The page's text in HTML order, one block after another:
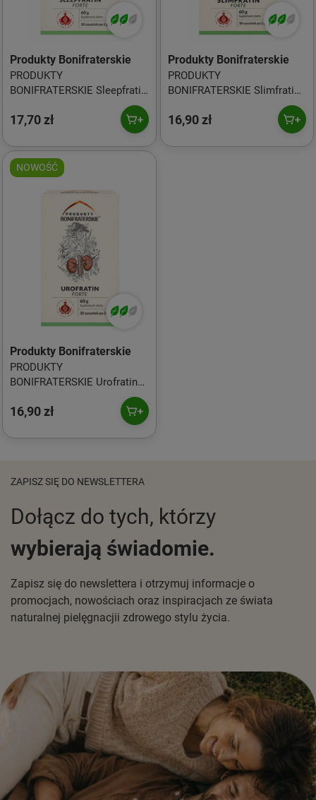
Produkty Bonifraterskie
PRODUKTY
BONIFRATERSKIE Sleepfratin
17,70 zł
Produkty Bonifraterskie
PRODUKTY
BONIFRATERSKIE Slimfratin
16,90 zł
NOWOŚĆ
Produkty Bonifraterskie
PRODUKTY
BONIFRATERSKIE Urofratin
BONIFRATERSKIE
16,90 zł
ZAPISZ SIĘ DO NEWSLETTERA
Dołącz do tych, którzy
wybierają świadomie.
Zapisz się do newslettera i otrzymuj informacje o
promocjach, nowościach oraz inspiracjach ze świata
naturalnej pielęgnacjii zdrowego stylu życia.